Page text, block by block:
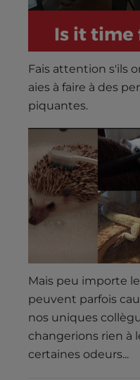
Fais attention s'ils
aies à faire à des
piquantes.
Mais peu importe
peuvent parfois
nos uniques
changerions rien à
certaines odeurs...